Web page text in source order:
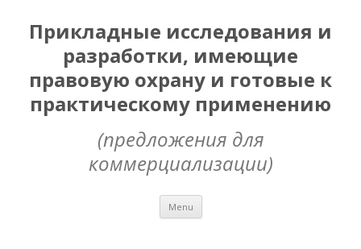
Прикладные исследования и
разработки, имеющие
правовую охрану и готовые к
практическому применению
(предложения для
коммерциализации)
Menu Skip
content